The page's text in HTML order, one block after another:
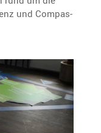
und Compas­